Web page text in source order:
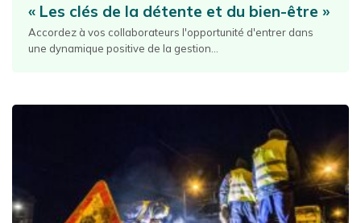
« Les clés de la détente et du bien-être »
Accordez à vos collaborateurs l'opportunité d'entrer dans
une dynamique positive de la gestion...